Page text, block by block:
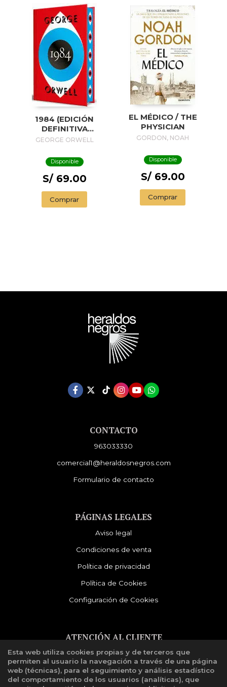
1984 (EDICIÓN
DEFINITIVA
AVALADA POR THE
(EDICIÓN ESPECIAL
LIMITADA CON
CANTOS
(EDITION
ENDORSED BY THE
GEORGE ORWELL
Disponible
S/ 69.00
Comprar
EL MÉDICO / THE
PHYSICIAN
GORDON, NOAH
Disponible
S/ 69.00
Comprar
CONTACTO
963033330
comercial1@heraldosnegros.com
Formulario de contacto
PÁGINAS LEGALES
Aviso legal
Condiciones de venta
Política de privacidad
Política de Cookies
Configuración de Cookies
ATENCIÓN AL CLIENTE
Quiénes somos
Libro de reclamaciones
Esta web utiliza cookies propias y de terceros que
permiten al usuario la navegación a través de una página
web (técnicas), para el seguimiento y análisis estadístico
del comportamiento de los usuarios (analíticas), que